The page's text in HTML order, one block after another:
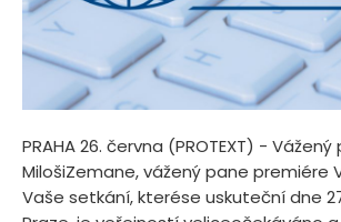
PRAHA 26. června (PROTEXT) -
MilošiZemane, vážený pane premiére
Vaše setkání, kterése uskuteční dne